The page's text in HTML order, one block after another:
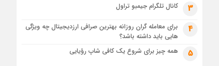
3 کانال تلگرام جیمبو تراول
4
برای معامله گران روزانه بهترین صرافی ارزدیجیتال چه ویژگی
هایی باید داشته باشد؟
5 همه چیز برای شروع یک کافی شاپ رؤیایی